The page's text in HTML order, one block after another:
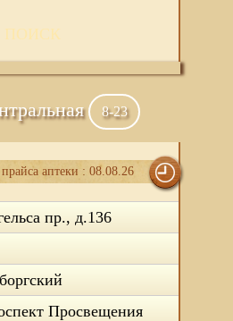
ПОИСК
8-23
аптеки : 08.08.26
пр., д.136
Просвещения